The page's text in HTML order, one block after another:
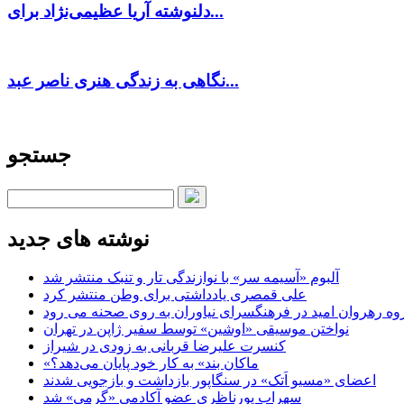
دلنوشته آریا عظیمی‌نژاد برای...
نگاهی به زندگی هنری ناصر عبد...
جستجو
نوشته های جدید
آلبوم «آسیمه سر» با نوازندگی تار و تنبک منتشر شد
علی قمصری یادداشتی برای وطن منتشر کرد
رهروان امید در فرهنگسرای نیاوران به روی صحنه می رود
نواختن موسیقی «اوشین» توسط سفیر ژاپن در تهران
کنسرت علیرضا قربانی به زودی در شیراز
«ماکان بند» به کار خود پایان می‌دهد؟
اعضای «مسیو اَتک» در سنگاپور بازداشت و بازجویی شدند
سهراب پورناظری عضو آکادمی «گرمی» شد